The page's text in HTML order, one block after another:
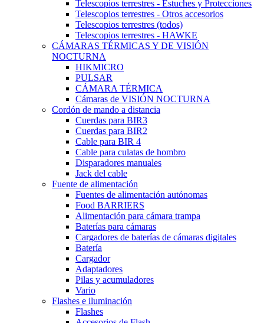
Telescopios terrestres - Estuches y Protecciones
Telescopios terrestres - Otros accesorios
Telescopios terrestres (todos)
Telescopios terrestres - HAWKE
CÁMARAS TÉRMICAS Y DE VISIÓN
NOCTURNA
HIKMICRO
PULSAR
CÁMARA TÉRMICA
Cámaras de VISIÓN NOCTURNA
Cordón de mando a distancia
Cuerdas para BIR3
Cuerdas para BIR2
Cable para BIR 4
Cable para culatas de hombro
Disparadores manuales
Jack del cable
Fuente de alimentación
Fuentes de alimentación autónomas
Food BARRIERS
Alimentación para cámara trampa
Baterías para cámaras
Cargadores de baterías de cámaras digitales
Batería
Cargador
Adaptadores
Pilas y acumuladores
Vario
Flashes e iluminación
Flashes